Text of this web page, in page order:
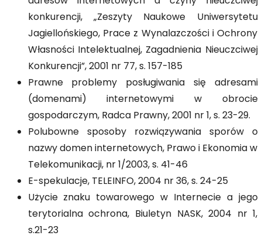
konkurencji, „Zeszyty Naukowe Uniwersytetu
Jagiellońskiego, Prace z Wynalazczości i Ochrony
Własności Intelektualnej, Zagadnienia Nieuczciwej
Konkurencji”, 2001 nr 77, s. 157-185
Prawne problemy posługiwania się adresami
(domenami) internetowymi w obrocie
gospodarczym, Radca Prawny, 2001 nr 1, s. 23-29.
Polubowne sposoby rozwiązywania sporów o
nazwy domen internetowych, Prawo i Ekonomia w
Telekomunikacji, nr 1/2003, s. 41-46
E-spekulacje, TELEINFO, 2004 nr 36, s. 24-25
Użycie znaku towarowego w Internecie a jego
terytorialna ochrona, Biuletyn NASK, 2004 nr 1,
s.21-23